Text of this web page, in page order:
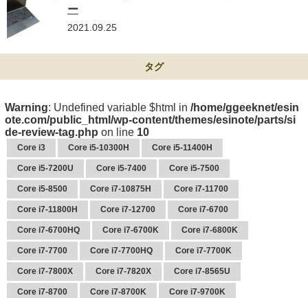
ー
2021.09.25
タグ
Warning: Undefined variable $html in /home/ggeeknet/esin
ote.com/public_html/wp-content/themes/esinote/parts/si
de-review-tag.php on line 10
Core i3 Core i5-10300H Core i5-11400H
Core i5-7200U Core i5-7400 Core i5-7500
Core i5-8500 Core i7-10875H Core i7-11700
Core i7-11800H Core i7-12700 Core i7-6700
Core i7-6700HQ Core i7-6700K Core i7-6800K
Core i7-7700 Core i7-7700HQ Core i7-7700K
Core i7-7800X Core i7-7820X Core i7-8565U
Core i7-8700 Core i7-8700K Core i7-9700K